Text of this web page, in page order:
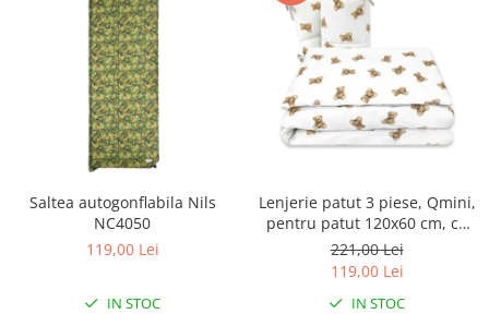
Saltea autogonflabila Nils
NC4050
119,00 Lei
IN STOC
Lenjerie patut 3 piese, Qmini,
pentru patut 120x60 cm, cu
protectie laterala, din
bumbac, Teddy Toys
221,00 Lei
119,00 Lei
IN STOC